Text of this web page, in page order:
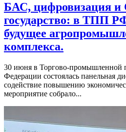
БАС, цифровизация и
государство: в ТПП
будущее
комплекса.
30 июня в Торгово-промышленной
Федерации состоялась панельная
содействие повышению
мероприятие собрало...